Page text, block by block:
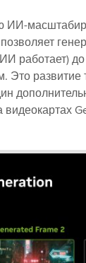
ИИ-
работает)
развитие
видеокартах